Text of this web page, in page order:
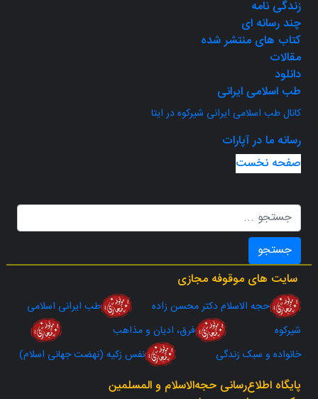
زندگی نامه
چند رسانه ای
کتاب های منتشر شده
مقالات
دانلود
طب اسلامی ایرانی
کانال طب اسلامی ایرانی شیرکوه در ایتا
رسانه ما در آپارات
صفحه نخست
جستجو
سایت های موقوفه مجازی
حجه الاسلام دکتر محسن زاده
طب ایرانی اسلامی
شیرکوه
فرق، ادیان و مذاهب
خانواده و سبک زندگی
نفس زکیه (نهضت جهانی اسلام)
پایگاه اطلاع‌رسانی حجه‌الاسلام‌ و‌ المسلمین